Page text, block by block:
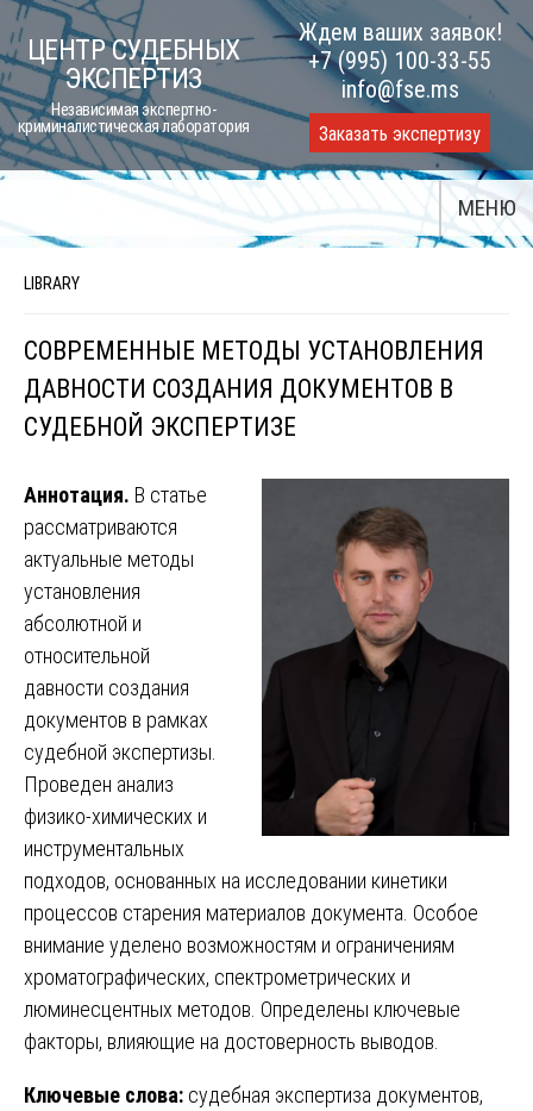
Skip
to
content
ЦЕНТР СУДЕБНЫХ
ЭКСПЕРТИЗ
Независимая экспертно-
криминалистическая лаборатория
Ждем ваших заявок!
+7 (995) 100-33-55
info@fse.ms
Заказать экспертизу
МЕНЮ
LIBRARY
СОВРЕМЕННЫЕ МЕТОДЫ УСТАНОВЛЕНИЯ
ДАВНОСТИ СОЗДАНИЯ ДОКУМЕНТОВ В
СУДЕБНОЙ ЭКСПЕРТИЗЕ
Аннотация. В статье
рассматриваются
актуальные методы
установления
абсолютной и
относительной
давности создания
документов в рамках
судебной экспертизы.
Проведен анализ
физико-химических и
инструментальных
подходов, основанных на исследовании кинетики
процессов старения материалов документа. Особое
внимание уделено возможностям и ограничениям
хроматографических, спектрометрических и
люминесцентных методов. Определены ключевые
факторы, влияющие на достоверность выводов.
Ключевые слова: судебная экспертиза документов,